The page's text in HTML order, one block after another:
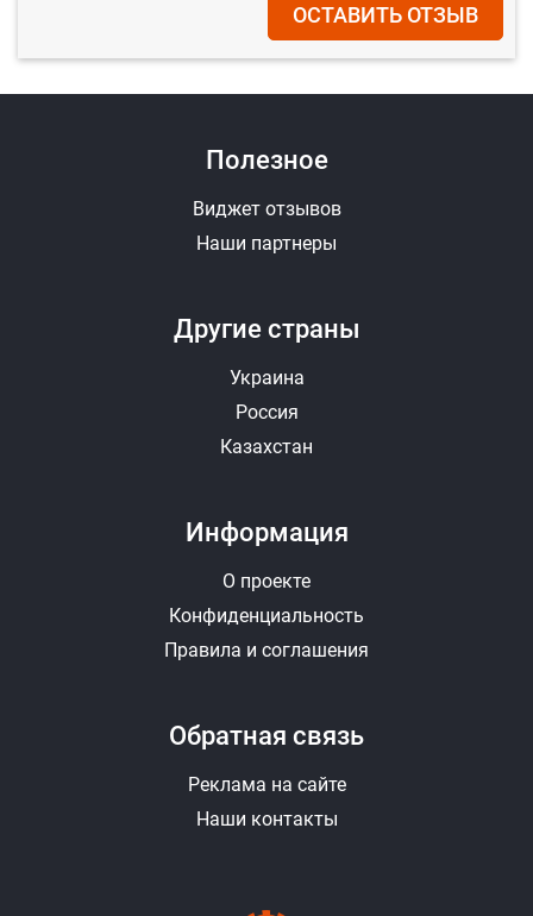
ОСТАВИТЬ ОТЗЫВ
Другие страны
Украина
Россия
Казахстан
Полезное
Виджет отзывов
Наши партнеры
Информация
О проекте
Конфиденциальность
Правила и соглашения
Обратная связь
Реклама на сайте
Наши контакты